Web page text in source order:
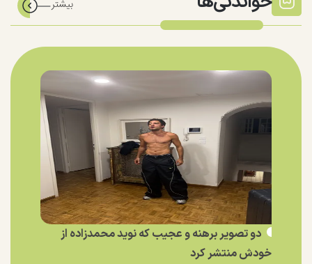
دو تصویر برهنه و عجیب که نوید محمدزاده از
خودش منتشر کرد